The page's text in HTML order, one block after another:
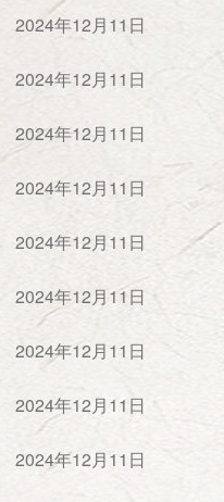
京延河弘扬
精神基金会
2024年12月11日
2024年12月11日
2024年12月11日
2024年12月11日
2024年12月11日
2024年12月11日
2024年12月11日
2024年12月11日
2024年12月11日